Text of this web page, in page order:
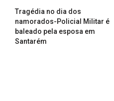
Tragédia no dia dos
namorados-Policial Militar é
baleado pela esposa em
Santarém